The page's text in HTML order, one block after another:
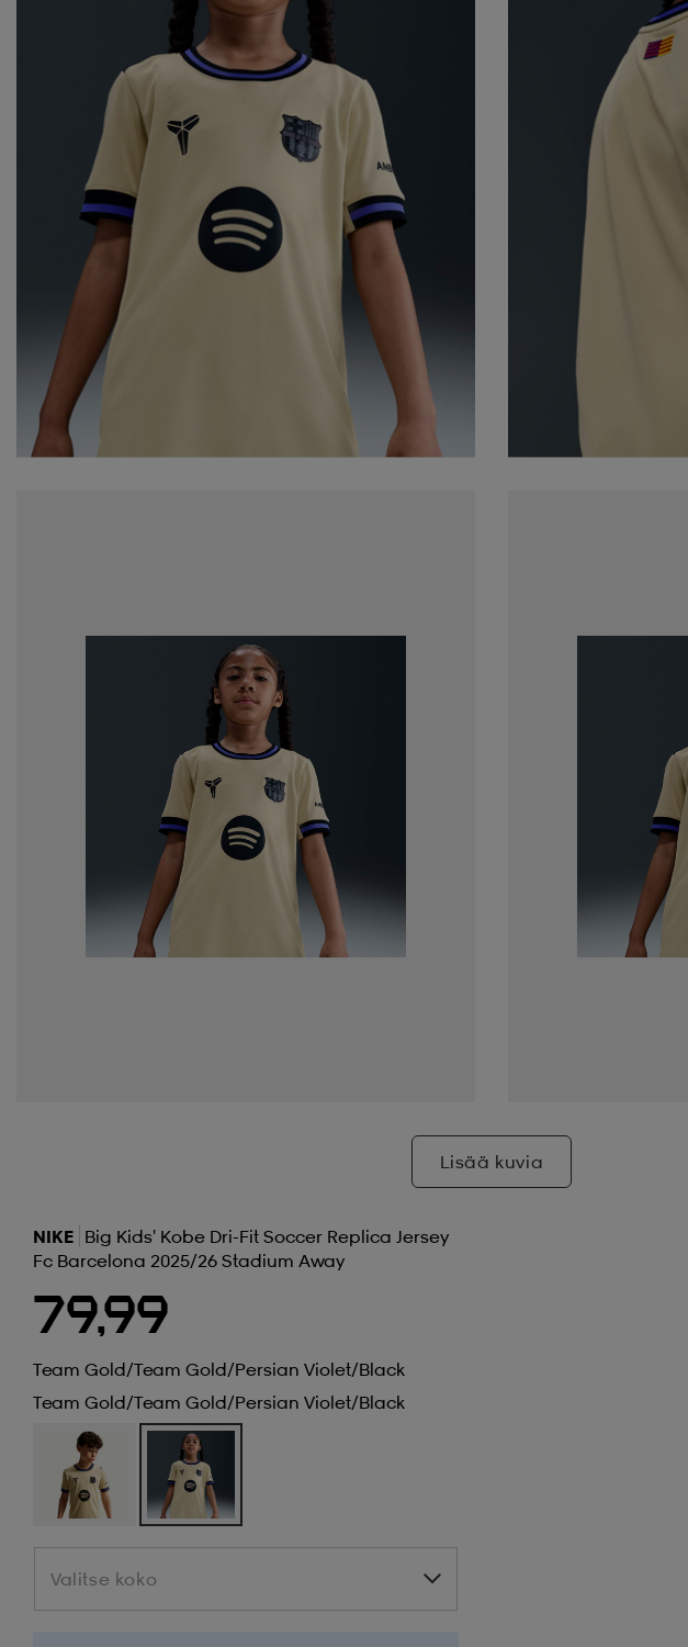
Lisää kuvia
NIKE Big Kids' Kobe Dri-Fit Soccer Replica Jersey
Fc Barcelona 2025/26 Stadium Away
79,99
Team Gold/team Gold/persian Violet/black
Team Gold/team Gold/persian Violet/black
Valitse koko
Valitse koko